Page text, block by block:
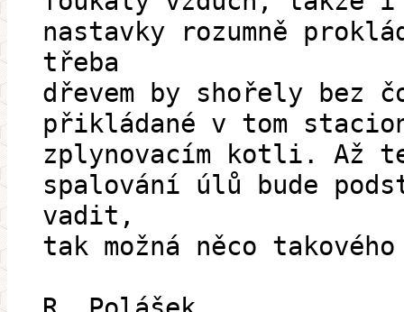
nastavky rozumně
třeba
dřevem by shořely bez
přikládané v tom
zplynovacím kotli. Až
spalování úlů bude
vadit,
tak možná něco